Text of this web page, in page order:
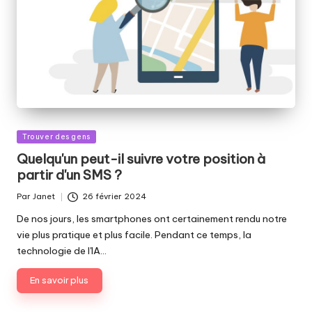
Publié
Trouver des gens
Quelqu'un peut-il suivre votre position à
partir d'un SMS ?
Publié
Par Janet 26 février 2024
De nos jours, les smartphones ont certainement rendu notre
vie plus pratique et plus facile. Pendant ce temps, la
technologie de l'IA…
En savoir plus